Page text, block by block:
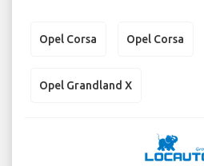
Opel Corsa Opel Corsa
Opel Grandland X